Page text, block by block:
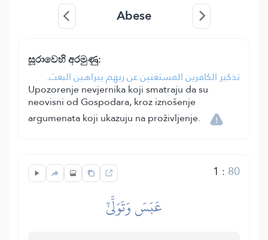
Abese
සූරාවෙහි අරමුණු:
تذكير الكافرين المستغنين عن ربهم ببراهين البعث.
Upozorenje nevjernika koji smatraju da su
neovisni od Gospodara, kroz iznošenje
argumenata koji ukazuju na proživljenje.
1 : 80
عَبَسَ وَتَوَلَّىٰٓ